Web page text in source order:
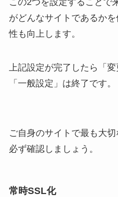
この2つを設定することで
がどんなサイトであるか
性も向上します。
上記設定が完了したら「
「一般設定」は終了です。
ご自身のサイトで最も大切
必ず確認しましょう。
常時SSL化